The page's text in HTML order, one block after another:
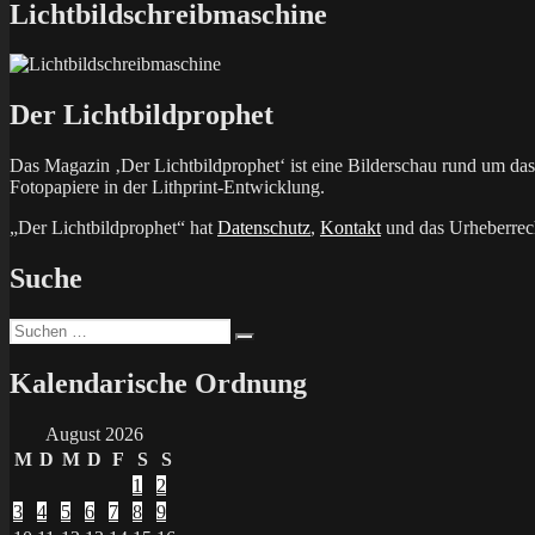
Lichtbildschreibmaschine
Der Lichtbildprophet
Das Magazin ‚Der Lichtbildprophet‘ ist eine Bilderschau rund um
Fotopapiere in der Lithprint-Entwicklung.
„Der Lichtbildprophet“ hat Datenschutz, Kontakt und das
Suche
Suchen
nach:
Kalendarische Ordnung
August 2026
M D M D F S
S
1
2
3
4 5 6 7 8
9